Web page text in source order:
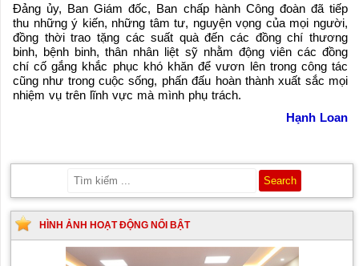
Đảng ủy, Ban Giám đốc, Ban chấp hành Công đoàn đã tiếp
thu những ý kiến, những tâm tư, nguyện vọng của mọi người,
đồng thời trao tặng các suất quà đến các đồng chí thương
binh, bệnh binh, thân nhân liệt sỹ nhằm động viên các đồng
chí cố gắng khắc phục khó khăn để vươn lên trong công tác
cũng như trong cuộc sống, phấn đấu hoàn thành xuất sắc mọi
nhiệm vụ trên lĩnh vực mà mình phụ trách.
Hạnh Loan
HÌNH ẢNH HOẠT ĐỘNG NỔI BẬT